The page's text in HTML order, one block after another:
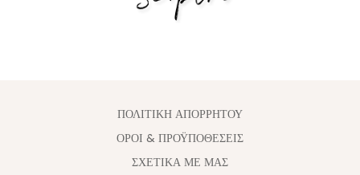
ΠΟΛΙΤΙΚΗ ΑΠΟΡΡΗΤΟΥ
ΟΡΟΙ & ΠΡΟΫΠΟΘΕΣΕΙΣ
ΣΧΕΤΙΚΑ ΜΕ ΜΑΣ